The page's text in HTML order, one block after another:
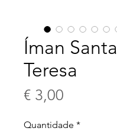
Íman Santa
Teresa
€ 3,00
Quantidade *